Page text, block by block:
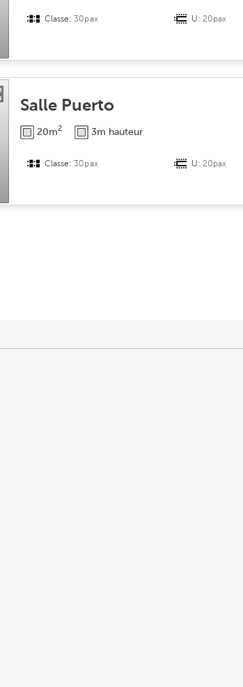
Classe:30pax U: 20pax
Salle Puerto
20m2 3m hauteur
Classe:30pax U: 20pax